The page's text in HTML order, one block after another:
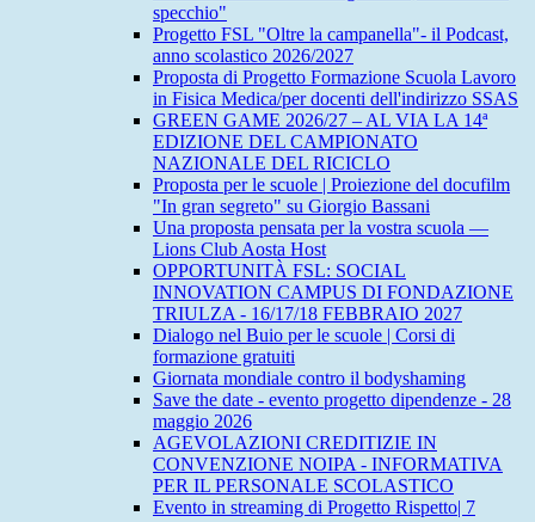
specchio"
Progetto FSL "Oltre la campanella"- il Podcast,
anno scolastico 2026/2027
Proposta di Progetto Formazione Scuola Lavoro
in Fisica Medica/per docenti dell'indirizzo SSAS
GREEN GAME 2026/27 – AL VIA LA 14ª
EDIZIONE DEL CAMPIONATO
NAZIONALE DEL RICICLO
Proposta per le scuole | Proiezione del docufilm
"In gran segreto" su Giorgio Bassani
Una proposta pensata per la vostra scuola —
Lions Club Aosta Host
OPPORTUNITÀ FSL: SOCIAL
INNOVATION CAMPUS DI FONDAZIONE
TRIULZA - 16/17/18 FEBBRAIO 2027
Dialogo nel Buio per le scuole | Corsi di
formazione gratuiti
Giornata mondiale contro il bodyshaming
Save the date - evento progetto dipendenze - 28
maggio 2026
AGEVOLAZIONI CREDITIZIE IN
CONVENZIONE NOIPA - INFORMATIVA
PER IL PERSONALE SCOLASTICO
Evento in streaming di Progetto Rispetto| 7